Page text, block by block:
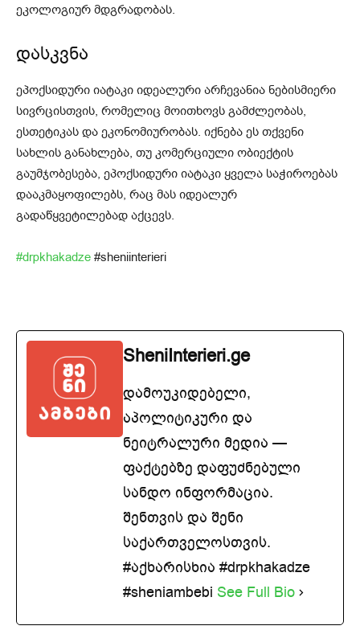
ეკოლოგიურ მდგრადობას.
დასკვნა
ეპოქსიდური იატაკი იდეალური არჩევანია ნებისმიერი
სივრცისთვის, რომელიც მოითხოვს გამძლეობას,
ესთეტიკას და ეკონომიურობას. იქნება ეს თქვენი
სახლის განახლება, თუ კომერციული ობიექტის
გაუმჯობესება, ეპოქსიდური იატაკი ყველა საჭიროებას
დააკმაყოფილებს, რაც მას იდეალურ
გადაწყვეტილებად აქცევს.
#drpkhakadze #sheniinterieri
SheniInterieri.ge
დამოუკიდებელი,
აპოლიტიკური და
ნეიტრალური მედია —
ფაქტებზე დაფუძნებული
სანდო ინფორმაცია.
შენთვის და შენი
საქართველოსთვის.
#აქხარისხია #drpkhakadze
#sheniambebi See Full Bio